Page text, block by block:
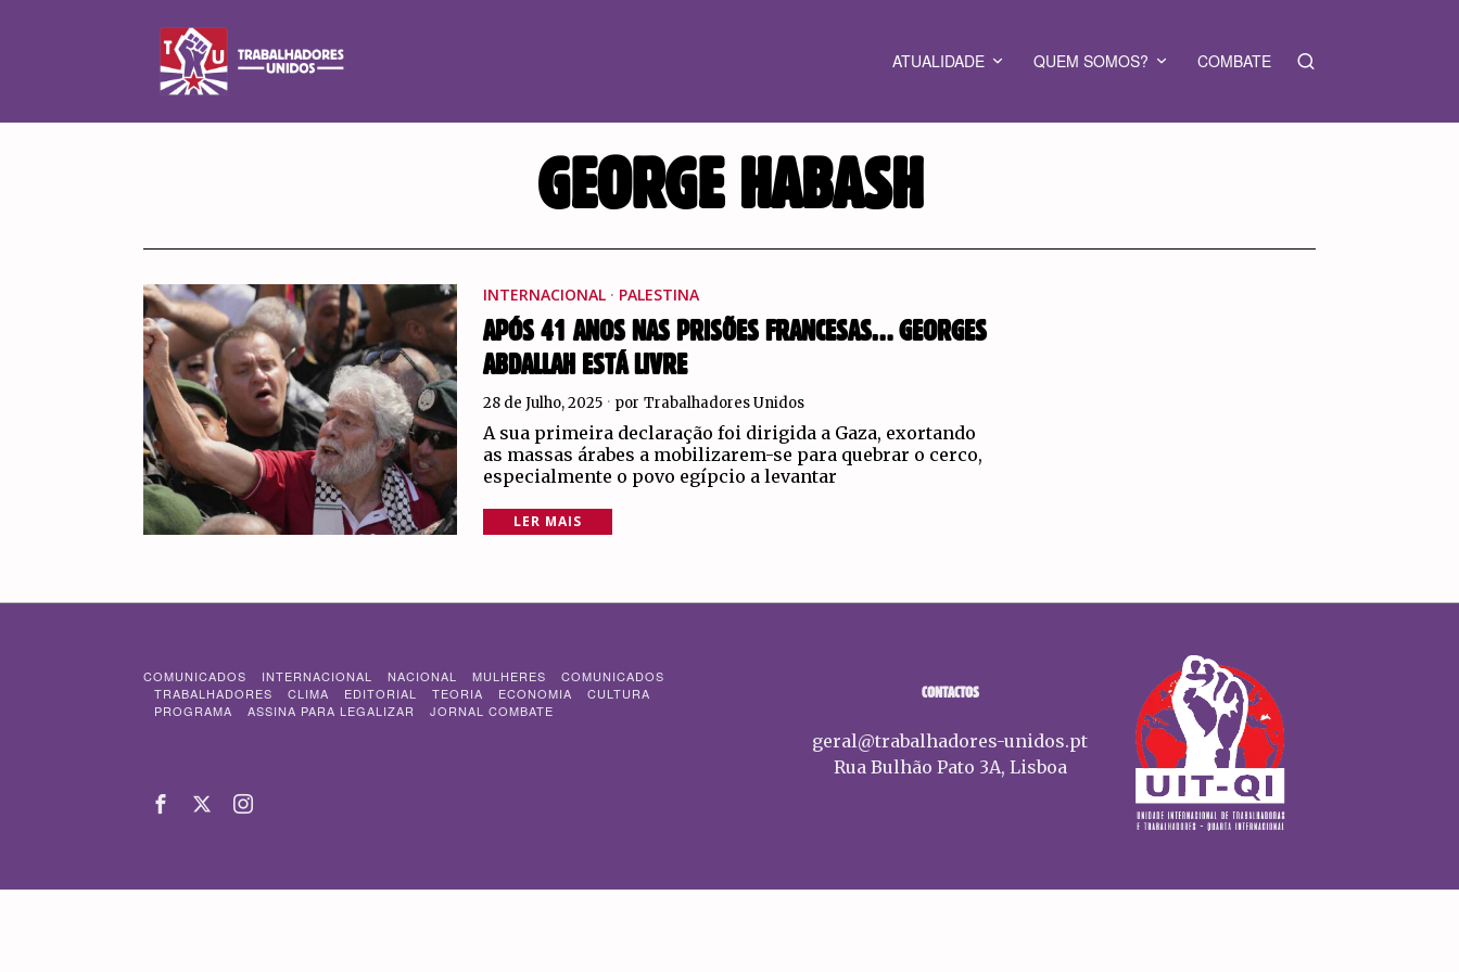
ATUALIDADE QUEM SOMOS? COMBATE
GEORGE HABASH
INTERNACIONAL · PALESTINA
APÓS 41 ANOS NAS PRISÕES FRANCESAS… GEORGES
ABDALLAH ESTÁ LIVRE
28 de Julho, 2025 por Trabalhadores Unidos
A sua primeira declaração foi dirigida a Gaza, exortando
as massas árabes a mobilizarem-se para quebrar o cerco,
especialmente o povo egípcio a levantar
LER MAIS
COMUNICADOS INTERNACIONAL NACIONAL MULHERES
COMUNICADOS
TRABALHADORES
CLIMA EDITORIAL TEORIA ECONOMIA
CULTURA
PROGRAMA
ASSINA PARA LEGALIZAR JORNAL COMBATE
CONTACTOS
geral@trabalhadores-unidos.pt
Rua Bulhão Pato 3A, Lisboa